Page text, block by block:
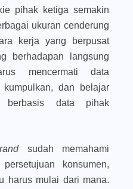
pihak ketiga semakin
ukuran cenderung
kerja yang berpusat
berhadapan langsung
mencermati data
dan belajar
berbasis data pihak
sudah memahami
konsumen,
harus mulai dari mana.